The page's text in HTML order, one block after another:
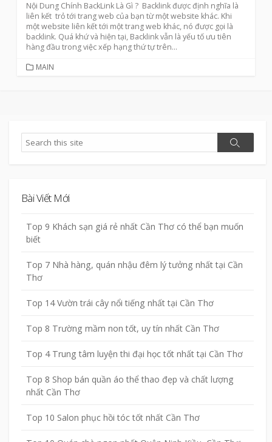
Nội Dung Chính BackLink Là Gì ? Backlink được định nghĩa là
liên kết trỏ tới trang web của bạn từ một website khác. Khi
một website liên kết tới một trang web khác, nó được gọi là
backlink. Quá khứ và hiện tại, Backlink vẫn là yếu tố ưu tiên
hàng đầu trong việc xếp hạng thứ tự trên...
CATEGORIES
MAIN
Search
Search
Bài Viết Mới
Top 9 Khách sạn giá rẻ nhất Cần Thơ có thể bạn muốn
biết
Top 7 Nhà hàng, quán nhậu đêm lý tưởng nhất tại Cần
Thơ
Top 14 Vườn trái cây nổi tiếng nhất tại Cần Thơ
Top 8 Trường mầm non tốt, uy tín nhất Cần Thơ
Top 4 Trung tâm luyện thi đại học tốt nhất tại Cần Thơ
Top 8 Shop bán quần áo thể thao đẹp và chất lượng
nhất Cần Thơ
Top 10 Salon phục hồi tóc tốt nhất Cần Thơ